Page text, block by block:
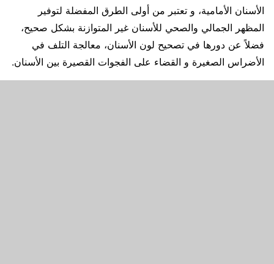
الأسنان الأمامية، و تعتبر من أولى الطرق المفضلة لتوفير
المظهر الجمالي والصحي للأسنان غير المتوازنة بشكل صحيح،
فضلاً عن دورها في تصحيح لون الأسنان، معالجة التلف في
الأضراس الصغيرة و القضاء على الفجوات القصيرة بين الأسنان.